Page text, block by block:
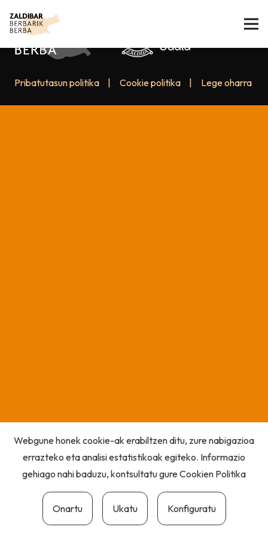
Pribatutasun politika Cookie politika Lege oharra
Webgune honek cookie-ak erabiltzen ditu, zure nabigazioa
errazteko eta analisi estatistikoak egiteko. Informazio
gehiago nahi baduzu, kontsultatu gureCookien Politika
Onartu Ukatu Konfiguratu